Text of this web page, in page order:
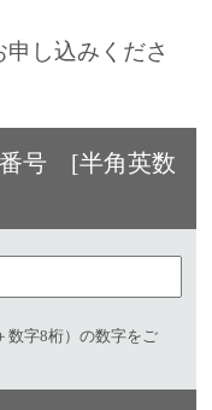
申し込みくださ
番号 [半角英数
数字8桁）の数字をご